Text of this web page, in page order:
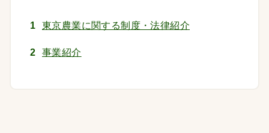
東京農業に関する制度・法律紹介
事業紹介